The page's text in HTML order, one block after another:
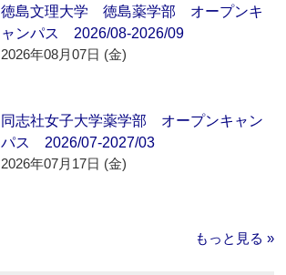
徳島文理大学 徳島薬学部 オープンキ
ャンパス 2026/08-2026/09
2026年08月07日 (金)
同志社女子大学薬学部 オープンキャン
パス 2026/07-2027/03
2026年07月17日 (金)
もっと見る »